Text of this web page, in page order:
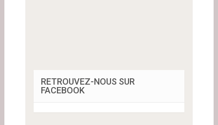
RETROUVEZ-NOUS SUR
FACEBOOK